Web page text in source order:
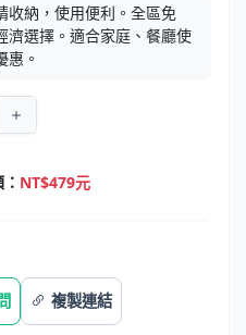
收納，使用便利。全區免
濟選擇。適合家庭、餐廳使
惠。
NT$479元
複製連結